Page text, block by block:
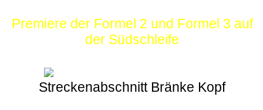
Premiere der Formel 2 und Formel 3 auf
der Südschleife
Streckenabschnitt Bränke Kopf